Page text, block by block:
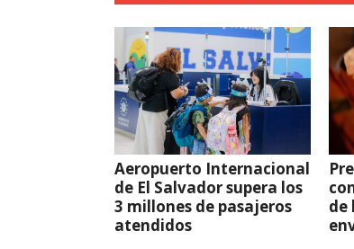
Aeropuerto Internacional
de El Salvador supera los
3 millones de pasajeros
atendidos
de